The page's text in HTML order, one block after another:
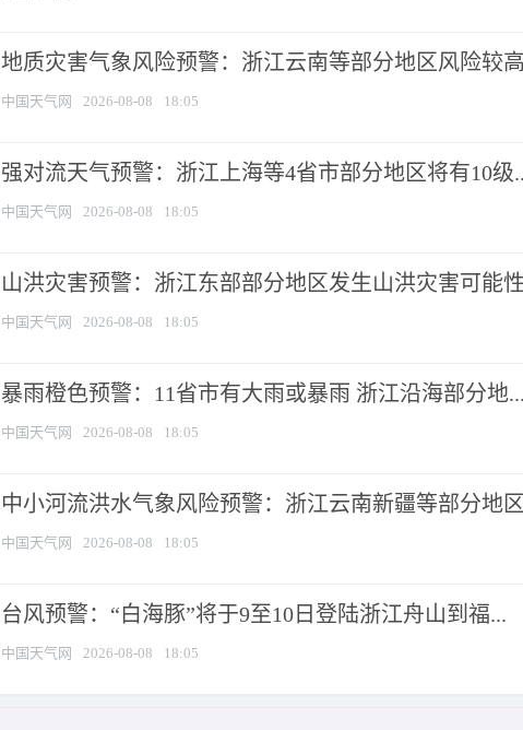
地质灾害气象风险预警：浙江云南等部分地区风险较高
中国天气网 2026-08-08 18:05
强对流天气预警：浙江上海等4省市部分地区将有10级
中国天气网 2026-08-08 18:05
山洪灾害预警：浙江东部部分地区发生山洪灾害可能
中国天气网 2026-08-08 18:05
暴雨橙色预警：11省市有大雨或暴雨 浙江沿海部分地...
中国天气网 2026-08-08 18:05
中小河流洪水气象风险预警：浙江云南新疆等部分地
中国天气网 2026-08-08 18:05
台风预警：“白海豚”将于9至10日登陆浙江舟山到福...
中国天气网 2026-08-08 18:05